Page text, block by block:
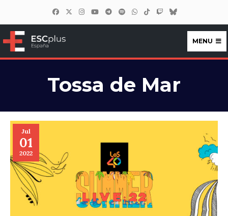
ESCplus España
MENU
Tossa de Mar
Jul
01
2022